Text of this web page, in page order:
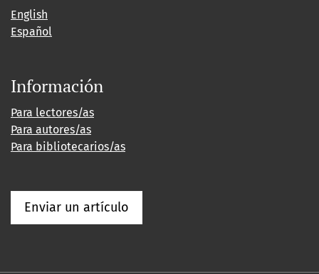
English
Español
Información
Para lectores/as
Para autores/as
Para bibliotecarios/as
Enviar un artículo